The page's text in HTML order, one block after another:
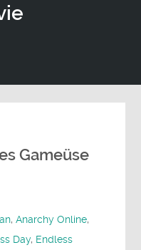
Gameüse
,Anarchy Online,
Day, Endless